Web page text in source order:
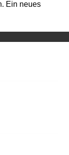
Ein neues